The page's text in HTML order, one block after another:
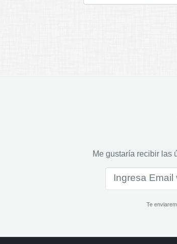
Me gustaría recibir las
Te